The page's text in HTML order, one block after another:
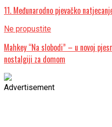
11. Međunarodno pjevačko
Ne propustite
Mahkey “Na slobodi” – u novoj
nostalgiji za domom
Advertisement